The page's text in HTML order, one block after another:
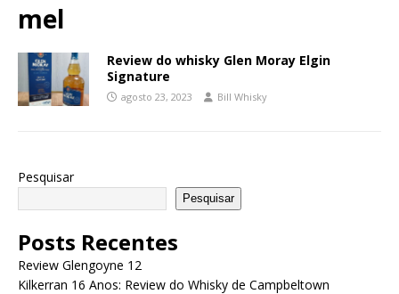
mel
Review do whisky Glen Moray Elgin
Signature
agosto 23, 2023 Bill Whisky
Pesquisar
Pesquisar
Posts Recentes
Review Glengoyne 12
Kilkerran 16 Anos: Review do Whisky de Campbeltown